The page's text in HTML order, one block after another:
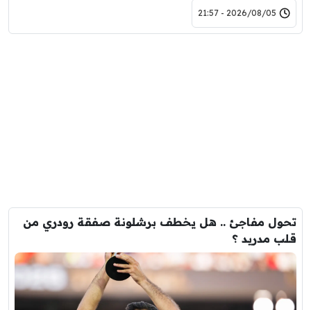
2026/08/05 - 21:57
تحول مفاجئ .. هل يخطف برشلونة صفقة رودري من
قلب مدريد ؟